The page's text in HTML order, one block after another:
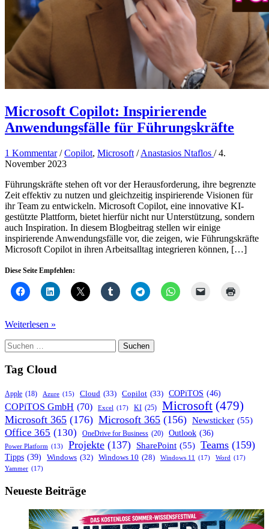
Microsoft Copilot: Inspirierende
Anwendungsfälle für Führungskräfte
1 Kommentar /Copilot, Microsoft /Anastasios Ntaflos /4.
November 2023
Führungskräfte stehen oft vor der Herausforderung, ihre begrenzte
Zeit effektiv zu nutzen und gleichzeitig inspirierende Visionen für
ihr Team zu entwickeln. Microsoft Copilot, eine innovative KI-
gestützte Plattform, bietet hierfür nicht nur Unterstützung, sondern
auch Inspiration. In diesem Blogbeitrag stellen wir einige
inspirierende Anwendungsfälle vor, die zeigen, wie Führungskräfte
Microsoft Copilot in ihren Arbeitsalltag integrieren können, […]
Diese Seite Empfehlen:
Microsoft
Inspirierende
für
Führungskräfte
Weiterlesen »
Suchen
nach:
Tag Cloud
Apple (18) Azure (15) Cloud (33) Copilot (33) COPiTOS (46)
COPiTOS GmbH (70) Excel (17) KI (25) Microsoft (479)
Microsoft 365 (176) Microsoft 365 (156) Newsticker (55)
Office 365 (130) OneDrive for Business (20) Outlook (36)
Power Platform (13) Projekte (137) SharePoint (55) Teams (159)
Tipps (39) Windows (32) Windows 10 (28) Windows 11 (17) Word (17)
Yammer (17)
Neueste Beiträge